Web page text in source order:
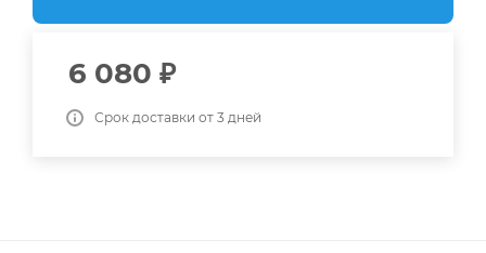
6 080 ₽
Срок доставки от 3 дней